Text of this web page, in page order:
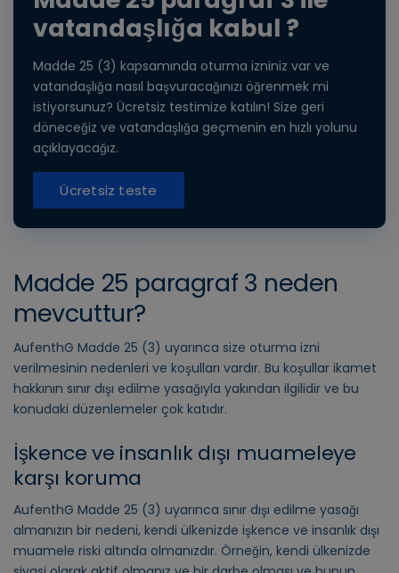
vatandaşlığa kabul ?
Madde 25 (3) kapsamında oturma izniniz var ve
vatandaşlığa nasıl başvuracağınızı öğrenmek mi
istiyorsunuz? Ücretsiz testimize katılın! Size geri
döneceğiz ve vatandaşlığa geçmenin en hızlı yolunu
açıklayacağız.
Ücretsiz teste
Madde 25 paragraf 3 neden
mevcuttur?
AufenthG Madde 25 (3) uyarınca size oturma izni
verilmesinin nedenleri ve koşulları vardır. Bu koşullar ikamet
hakkının sınır dışı edilme yasağıyla yakından ilgilidir ve bu
konudaki düzenlemeler çok katıdır.
İşkence ve insanlık dışı muameleye
karşı koruma
AufenthG Madde 25 (3) uyarınca sınır dışı edilme yasağı
almanızın bir nedeni, kendi ülkenizde işkence ve insanlık dışı
muamele riski altında olmanızdır. Örneğin, kendi ülkenizde